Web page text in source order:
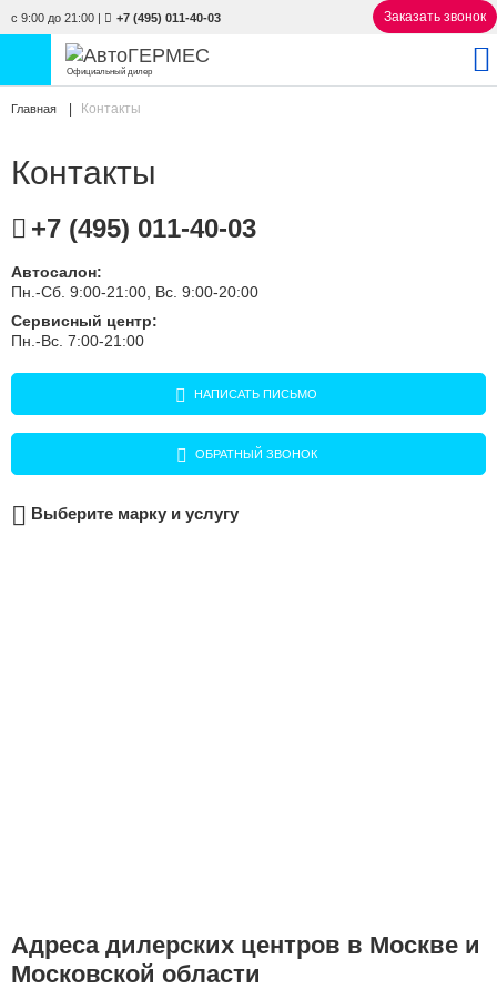
с 9:00 до 21:00 | +7 (495) 011-40-03 Заказать звонок
Официальный дилер
НОВЫЕ АВТОМОБИЛИ
С ПРОБЕГОМ 845 авто
СЕРВИС
УСЛУГИ
АКЦИИ
О КОМПАНИИ
Главная Контакты
Контакты
+7 (495) 011-40-03
Автосалон:
Пн.-Сб. 9:00-21:00, Вс. 9:00-20:00
Сервисный центр:
Пн.-Вс. 7:00-21:00
НАПИСАТЬ ПИСЬМО
ОБРАТНЫЙ ЗВОНОК
Выберите марку и услугу
Адреса дилерских центров в Москве и
Московской области